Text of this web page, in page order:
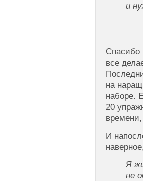
и
Спасибо
все
на
наборе.
20
И
Я
не